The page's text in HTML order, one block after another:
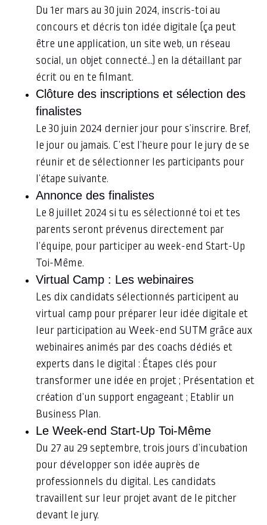
Du 1er mars au 30 juin 2024, inscris-toi au
concours et décris ton idée digitale (ça peut
être une application, un site web, un réseau
social, un objet connecté…) en la détaillant par
écrit ou en te filmant.
Clôture des inscriptions et sélection des
finalistes
Le 30 juin 2024 dernier jour pour s’inscrire. Bref,
le jour ou jamais. C’est l’heure pour le jury de se
réunir et de sélectionner les participants pour
l’étape suivante.
Annonce des finalistes
Le 8 juillet 2024 si tu es sélectionné toi et tes
parents seront prévenus directement par
l’équipe, pour participer au week-end Start-Up
Toi-Même.
Virtual Camp : Les webinaires
Les dix candidats sélectionnés participent au
virtual camp pour préparer leur idée digitale et
leur participation au Week-end SUTM grâce aux
webinaires animés par des coachs dédiés et
experts dans le digital : Étapes clés pour
transformer une idée en projet ; Présentation et
création d’un support engageant ; Etablir un
Business Plan.
Le Week-end Start-Up Toi-Même
Du 27 au 29 septembre, trois jours d’incubation
pour développer son idée auprès de
professionnels du digital. Les candidats
travaillent sur leur projet avant de le pitcher
devant le jury.